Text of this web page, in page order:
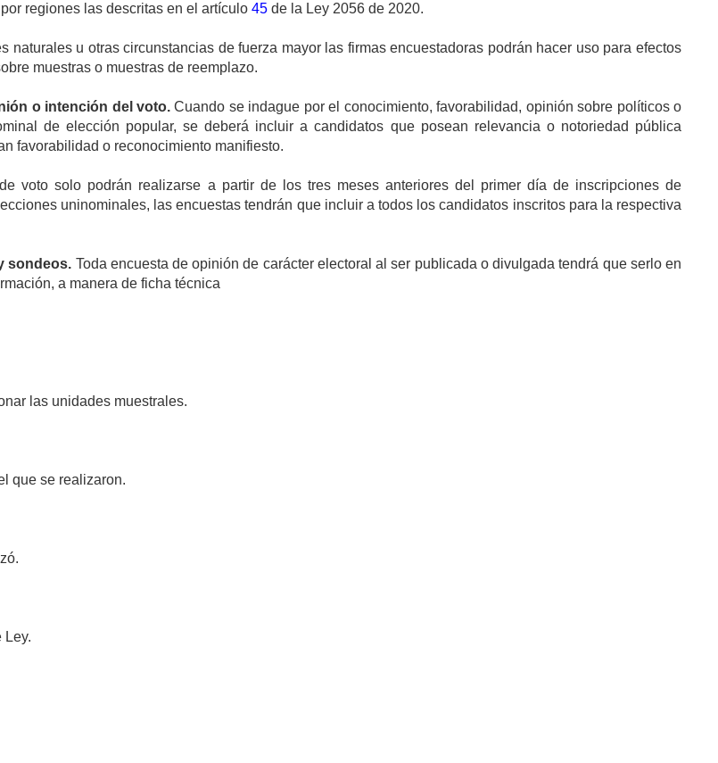
regiones las descritas en el artículo 45 de la Ley 2056 de 2020.
naturales u otras circunstancias de fuerza mayor las firmas encuestadoras podrán hacer uso para efectos
muestras o muestras de reemplazo.
o intención del voto. Cuando se indague por el conocimiento, favorabilidad, opinión sobre políticos o
de elección popular, se deberá incluir a candidatos que posean relevancia o notoriedad pública
favorabilidad o reconocimiento manifiesto.
voto solo podrán realizarse a partir de los tres meses anteriores del primer día de inscripciones de
uninominales, las encuestas tendrán que incluir a todos los candidatos inscritos para la respectiva
sondeos. Toda encuesta de opinión de carácter electoral al ser publicada o divulgada tendrá que serlo en
a manera de ficha técnica
las unidades muestrales.
que se realizaron.
Ley.